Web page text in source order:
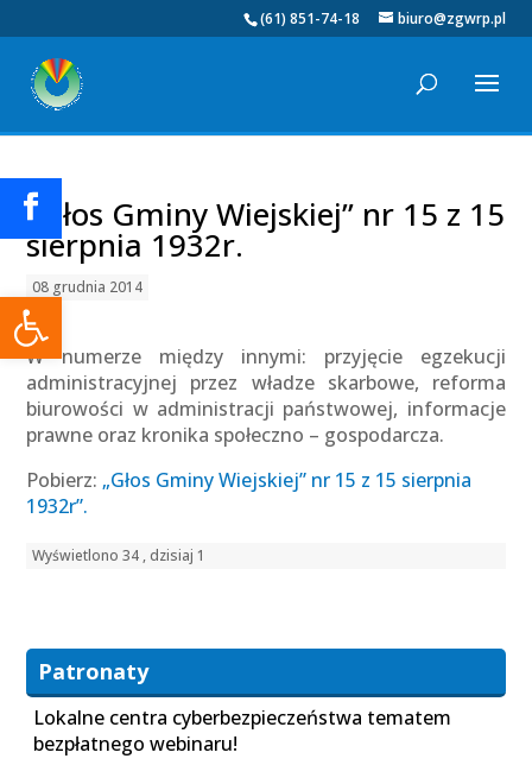
Otwórz pasek narzędzi
(61) 851-74-18 biuro@zgwrp.pl
„Głos Gminy Wiejskiej” nr 15 z 15
sierpnia 1932r.
08 grudnia 2014
W numerze między innymi: przyjęcie egzekucji
administracyjnej przez władze skarbowe, reforma
biurowości w administracji państwowej, informacje
prawne oraz kronika społeczno – gospodarcza.
Pobierz: „Głos Gminy Wiejskiej” nr 15 z 15 sierpnia
1932r”.
Wyświetlono 34 , dzisiaj 1
Patronaty
Lokalne centra cyberbezpieczeństwa tematem
bezpłatnego webinaru!